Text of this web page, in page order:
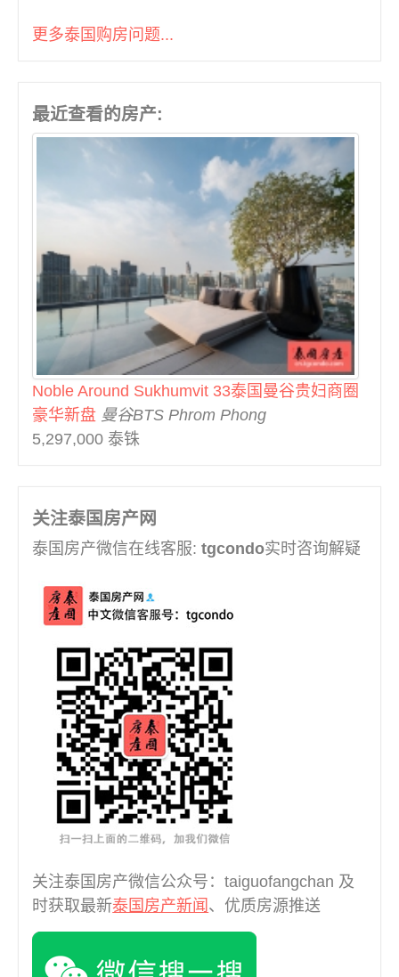
曼谷BTS Saint Louis (2)
曼谷BTS Saphan Khwai (2)
曼谷BTS Saphan Taksin (14)
曼谷BTS Srinakarin 38 (1)
曼谷BTS Surasak (30)
曼谷BTS Talat Phlu (2)
曼谷BTS Thong Lo (46)
曼谷BTS Udom Suk (7)
曼谷BTS Victory Monument (2)
曼谷BTS Wutthakat (1)
曼谷MRT Hua Mak (1)
曼谷MRT Huai Khwang (9)
曼谷MRT Khlong Toei (3)
曼谷MRT Ladprao (3)
曼谷MRT Phahon Yothin (3)
曼谷MRT Phetchaburi (12)
曼谷MRT Queen Sirikit Center (5)
曼谷MRT Ramkhamhaeng (1)
曼谷MRT Sam Yan (8)
曼谷MRT Sukhumvit (1)
曼谷MRT Wong Sawang (1)
曼谷MRT Yaek Fai Chai (1)
曼谷MRTA Chula Kasem (1)
曼谷MRTA Si Rat (1)
曼谷MRTA Sri Lasalle (1)
曼谷MRT泰国文化中心 (2)
曼谷Rama 3 (6)
曼谷Ramintra (4)
曼谷郊区 (25)
曼谷，BTS Ha Yaek La Phrao (1)
曼谷，萨潘松 (2)
泰国罗勇府 (1)
更多泰国购房问题...
最近查看的房产:
Noble Around Sukhumvit 33泰国曼谷贵妇商圈
豪华新盘 曼谷BTS Phrom Phong
5,297,000 泰铢
关注泰国房产网
泰国房产微信在线客服:tgcondo实时咨询解疑
关注泰国房产微信公众号：taiguofangchan 及
时获取最新泰国房产新闻 、优质房源推送